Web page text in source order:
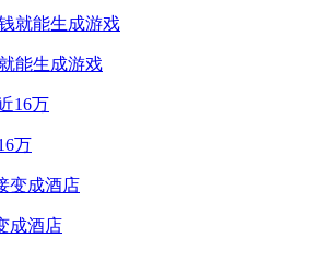
能生成游戏
万
成酒店